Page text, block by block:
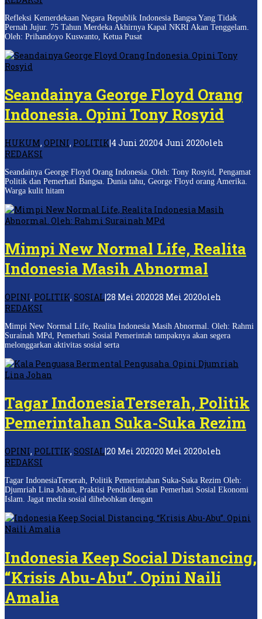
Refleksi Kemerdekaan Negara Republik Indonesia Bangsa Yang Tidak
Pernah Jujur. 75 Tahun Merdeka Akhirnya Kapal NKRI Akan Tenggelam.
Oleh: Prihandoyo Kuswanto, Ketua Pusat
Seandainya George Floyd Orang
Indonesia. Opini Tony Rosyid
HUKUM, OPINI, POLITIK|4 Juni 20204 Juni 2020oleh
REDAKSI
Seandainya George Floyd Orang Indonesia. Oleh: Tony Rosyid, Pengamat
Politik dan Pemerhati Bangsa. Dunia tahu, George Floyd orang Amerika.
Warga kulit hitam
Mimpi New Normal Life, Realita
Indonesia Masih Abnormal
OPINI, POLITIK, SOSIAL|28 Mei 202028 Mei 2020oleh
REDAKSI
Mimpi New Normal Life, Realita Indonesia Masih Abnormal. Oleh: Rahmi
Surainah MPd, Pemerhati Sosial Pemerintah tampaknya akan segera
melonggarkan aktivitas sosial serta
Tagar IndonesiaTerserah, Politik
Pemerintahan Suka-Suka Rezim
OPINI, POLITIK, SOSIAL|20 Mei 202020 Mei 2020oleh
REDAKSI
Tagar IndonesiaTerserah, Politik Pemerintahan Suka-Suka Rezim Oleh:
Djumriah Lina Johan, Praktisi Pendidikan dan Pemerhati Sosial Ekonomi
Islam. Jagat media sosial dihebohkan dengan
Indonesia Keep Social Distancing,
“Krisis Abu-Abu”. Opini Naili
Amalia